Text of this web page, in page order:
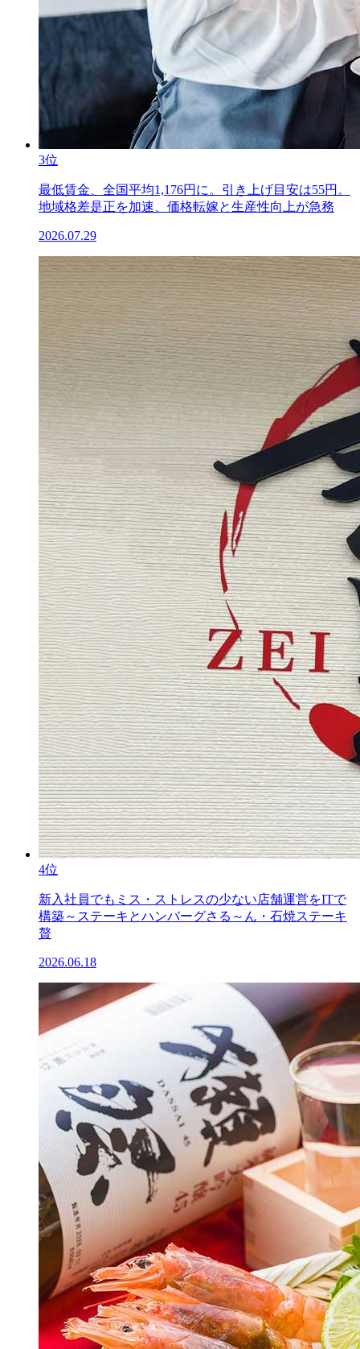
3位
最低賃金、全国平均1,176円に。引き上げ目安は55円。
地域格差是正を加速、価格転嫁と生産性向上が急務
2026.07.29
4位
新入社員でもミス・ストレスの少ない店舗運営をITで
構築～ステーキとハンバーグさる～ん・石焼ステーキ
贅
2026.06.18